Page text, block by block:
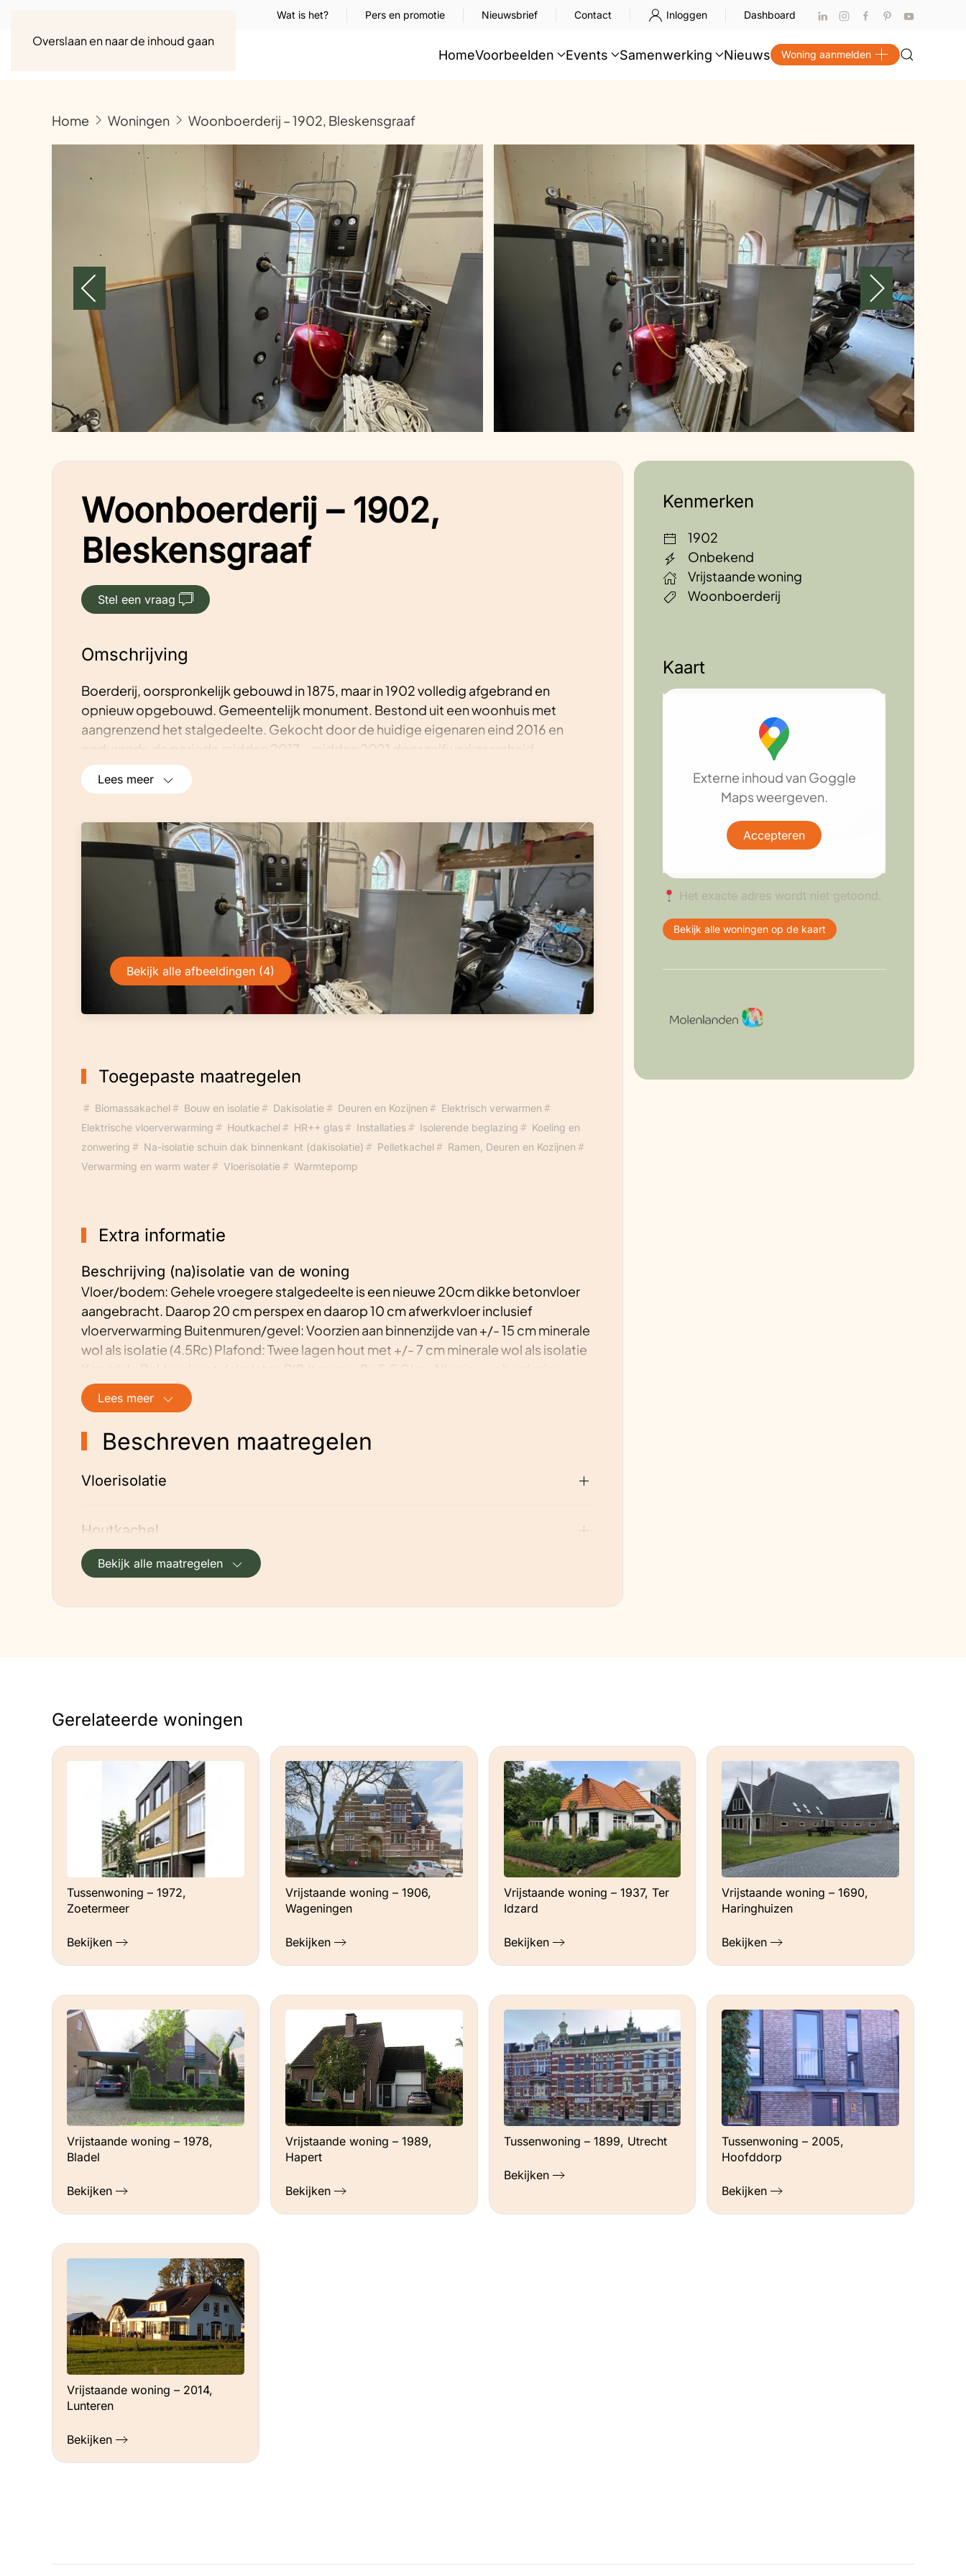
Overslaan en naar de inhoud gaan
Wat is het? Pers en promotie Nieuwsbrief Contact Inloggen Dashboard
HomeVoorbeelden Events Samenwerking Nieuws Woning aanmelden
Home Woningen Woonboerderij – 1902, Bleskensgraaf
Woonboerderij – 1902,
Bleskensgraaf
Stel een vraag
Omschrijving
Boerderij, oorspronkelijk gebouwd in 1875, maar in 1902 volledig afgebrand en
opnieuw opgebouwd. Gemeentelijk monument. Bestond uit een woonhuis met
aangrenzend het stalgedeelte. Gekocht door de huidige eigenaren eind 2016 en
gedurende de periode midden 2017 – midden 2021 door zelfwerkzaamheid
ingrijpend gerenoveerd met als uitgangspunt het bestaande karakter zoveel mogelijk
te behouden. Vanuit het oogpunt van wooncomfort en duurzaamheid zijn aan de
Lees meer
Bekijk alle afbeeldingen (4)
Toegepaste maatregelen
Biomassakachel Bouw en isolatie Dakisolatie Deuren en Kozijnen
Elektrisch verwarmen
Elektrische vloerverwarming
Houtkachel HR++ glas Installaties Isolerende beglazing
Koeling en
zonwering
Na-isolatie schuin dak binnenkant (dakisolatie) Pelletkachel
Ramen, Deuren en Kozijnen
Verwarming en warm water
Vloerisolatie Warmtepomp
Extra informatie
Beschrijving (na)isolatie van de woning
Vloer/bodem: Gehele vroegere stalgedeelte is een nieuwe 20cm dikke betonvloer
aangebracht. Daarop 20 cm perspex en daarop 10 cm afwerkvloer inclusief
vloerverwarming Buitenmuren/gevel: Voorzien aan binnenzijde van +/- 15 cm minerale
wol als isolatie (4.5Rc) Plafond: Twee lagen hout met +/- 7 cm minerale wol als isolatie
(vensters/tuindeuren) HR++ kwaliteit. Alle oude stalvensters ongewijzigd en
worden/zijn voorzien van voorzetramen.
Beschrijving energievoorziening van de woning
Palletkachel: 35 Kw als hoofdverwarming
Electra-aansluiting: Ja
Lees meer
Beschreven maatregelen
Vloerisolatie
Houtkachel
Na-isolatie schuin dak binnenkant (dakisolatie)
HR++ glas
Bekijk alle maatregelen
Kenmerken
1902
Onbekend
Vrijstaande woning
Woonboerderij
Kaart
Externe inhoud van Goggle
Maps weergeven.
Accepteren
Het exacte adres wordt niet getoond.
Bekijk alle woningen op de kaart
Gerelateerde woningen
Tussenwoning – 1972,
Zoetermeer
Bekijken
Vrijstaande woning – 1906,
Wageningen
Bekijken
Vrijstaande woning – 1937, Ter
Idzard
Bekijken
Vrijstaande woning – 1690,
Haringhuizen
Bekijken
Vrijstaande woning – 1978,
Bladel
Bekijken
Vrijstaande woning – 1989,
Hapert
Bekijken
Tussenwoning – 1899, Utrecht
Bekijken
Tussenwoning – 2005,
Hoofddorp
Bekijken
Vrijstaande woning – 2014,
Lunteren
Bekijken